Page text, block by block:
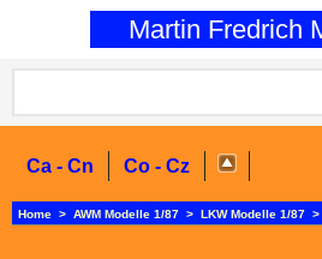
Martin Fredrich
Ca - Cn Co - Cz
Home > AWM Modelle 1/87 > LKW Modelle 1/87 >